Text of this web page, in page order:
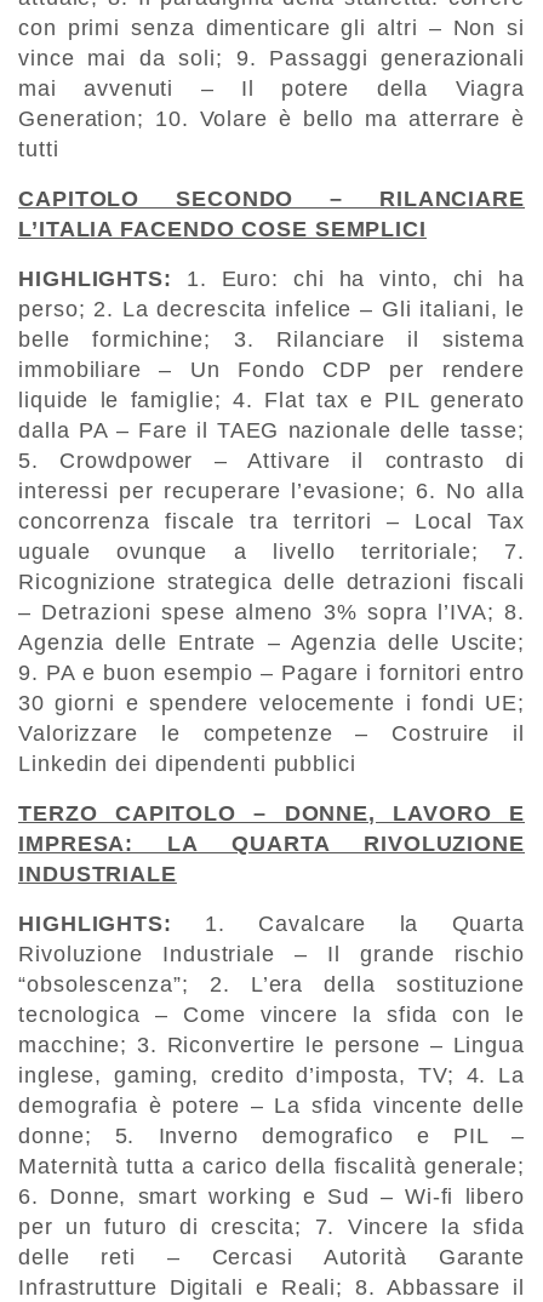
con primi senza dimenticare gli altri – Non si
vince mai da soli; 9. Passaggi generazionali
mai avvenuti – Il potere della Viagra
Generation; 10. Volare è bello ma atterrare è
tutti
CAPITOLO SECONDO – RILANCIARE
L’ITALIA FACENDO COSE SEMPLICI
HIGHLIGHTS: 1. Euro: chi ha vinto, chi ha
perso; 2. La decrescita infelice – Gli italiani, le
belle formichine; 3. Rilanciare il sistema
immobiliare – Un Fondo CDP per rendere
liquide le famiglie; 4. Flat tax e PIL generato
dalla PA – Fare il TAEG nazionale delle tasse;
5. Crowdpower – Attivare il contrasto di
interessi per recuperare l’evasione; 6. No alla
concorrenza fiscale tra territori – Local Tax
uguale ovunque a livello territoriale; 7.
Ricognizione strategica delle detrazioni fiscali
– Detrazioni spese almeno 3% sopra l’IVA; 8.
Agenzia delle Entrate – Agenzia delle Uscite;
9. PA e buon esempio – Pagare i fornitori entro
30 giorni e spendere velocemente i fondi UE;
Valorizzare le competenze – Costruire il
Linkedin dei dipendenti pubblici
TERZO CAPITOLO – DONNE, LAVORO E
IMPRESA: LA QUARTA RIVOLUZIONE
INDUSTRIALE
HIGHLIGHTS: 1. Cavalcare la Quarta
Rivoluzione Industriale – Il grande rischio
“obsolescenza”; 2. L’era della sostituzione
tecnologica – Come vincere la sfida con le
macchine; 3. Riconvertire le persone – Lingua
inglese, gaming, credito d’imposta, TV; 4. La
demografia è potere – La sfida vincente delle
donne; 5. Inverno demografico e PIL –
Maternità tutta a carico della fiscalità generale;
6. Donne, smart working e Sud – Wi-fi libero
per un futuro di crescita; 7. Vincere la sfida
delle reti – Cercasi Autorità Garante
Infrastrutture Digitali e Reali; 8. Abbassare il